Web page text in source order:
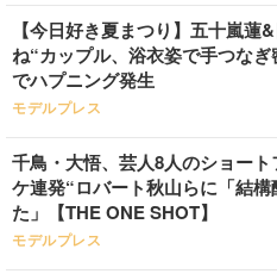
【今日好き夏まつり】五十嵐蓮
ね“カップル、浴衣姿で手つな
でハプニング発生
モデルプレス
千鳥・大悟、芸人8人のショー
ケ連発“ロバート秋山らに「結
た」【THE ONE SHOT】
モデルプレス